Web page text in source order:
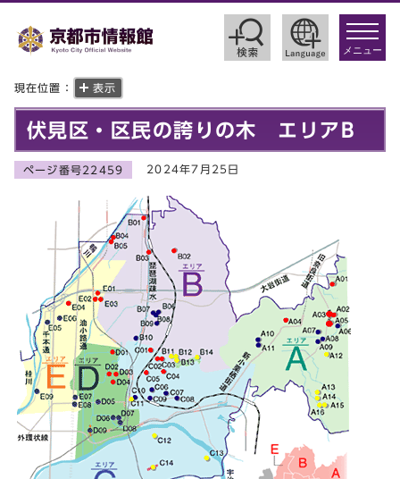
toggle
メニュー
現在位置： 表示
伏見区・区民の誇りの木 エリアB
ページ番号22459 2024年7月25日